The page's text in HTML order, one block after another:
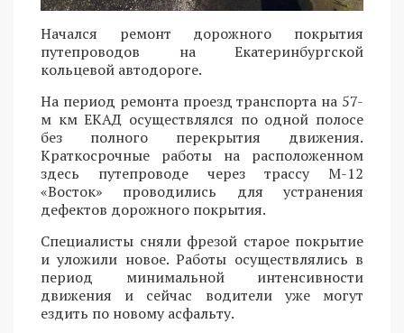
Начался ремонт дорожного покрытия
путепроводов на Екатеринбургской
кольцевой автодороге.
На период ремонта проезд транспорта на 57-
м км ЕКАД осуществлялся по одной полосе
без полного перекрытия движения.
Краткосрочные работы на расположенном
здесь путепроводе через трассу М-12
«Восток» проводились для устранения
дефектов дорожного покрытия.
Специалисты сняли фрезой старое покрытие
и уложили новое. Работы осуществлялись в
период минимальной интенсивности
движения и сейчас водители уже могут
ездить по новому асфальту.